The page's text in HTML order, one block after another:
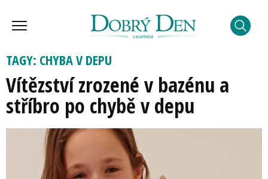
TAGY: CHYBA V DEPU
Vítězství zrozené v bazénu a
stříbro po chybě v depu